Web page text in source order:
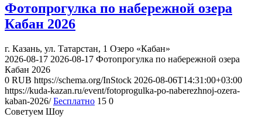
Фотопрогулка по набережной озера
Кабан 2026
г. Казань, ул. Татарстан, 1 Озеро «Кабан»
2026-08-17 2026-08-17 Фотопрогулка по набережной озера
Кабан 2026
0 RUB https://schema.org/InStock 2026-08-06T14:31:00+03:00
https://kuda-kazan.ru/event/fotoprogulka-po-naberezhnoj-ozera-
kaban-2026/ Бесплатно 15 0
Советуем Шоу